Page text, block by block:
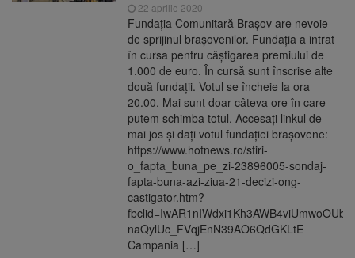
22 aprilie 2020
Fundația Comunitară Brașov are nevoie
de sprijinul brașovenilor. Fundația a intrat
în cursa pentru câștigarea premiului de
1.000 de euro. În cursă sunt înscrise alte
două fundații. Votul se încheie la ora
20.00. Mai sunt doar câteva ore în care
putem schimba totul. Accesați linkul de
mai jos și dați votul fundației brașovene:
https://www.hotnews.ro/stiri-
o_fapta_buna_pe_zi-23896005-sondaj-
fapta-buna-azi-ziua-21-decizi-ong-
castigator.htm?
naQylUc_FVqjEnN39AO6QdGKLtE
Campania […]